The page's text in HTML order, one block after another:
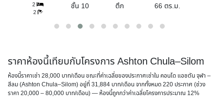
2
2
ชั้น 10 ตึก 66 ตร.ม.
ราคาห้องนี้เทียบกับโครงการ Ashton Chula–Silom
ห้องนี้ราคาเช่า 28,000 บาท/เดือน ขณะที่ค่าเฉลี่ยของประกาศเช่าใน คอนโด แอชตัน จุฬา –
สีลม (Ashton Chula–Silom) อยู่ที่ 31,884 บาท/เดือน จากทั้งหมด 220 ประกาศ (ช่วง
ราคา 20,000 – 80,000 บาท/เดือน) — ห้องนี้ถูกกว่าค่าเฉลี่ยโครงการประมาณ 12%